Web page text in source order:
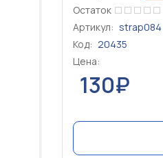
Остаток
Артикул: strap084
Код: 20435
Цена:
130₽